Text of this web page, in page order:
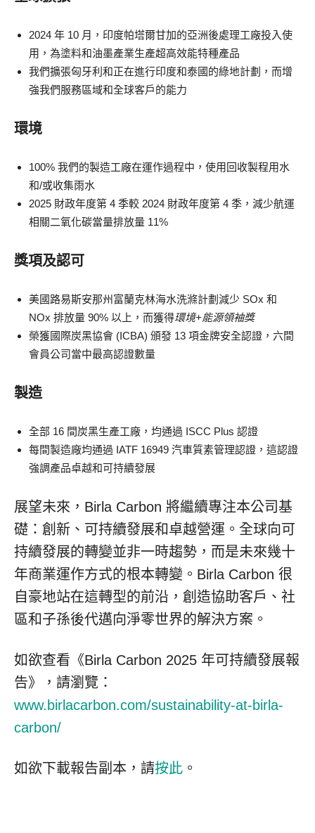
2024 年 10 月，印度帕塔爾甘加的亞洲後處理工廠投入使
用，為塗料和油墨產業生產超高效能特種產品
我們擴張匈牙利和正在進行印度和泰國的綠地計劃，而增
強我們服務區域和全球客戶的能力
環境
100% 我們的製造工廠在運作過程中，使用回收製程用水
和/或收集雨水
2025 財政年度第 4 季較 2024 財政年度第 4 季，減少航運
相關二氧化碳當量排放量 11%
獎項及認可
美國路易斯安那州富蘭克林海水洗滌計劃減少 SOx 和
NOx 排放量 90% 以上，而獲得環境+能源領袖獎
榮獲國際炭黑協會 (ICBA) 頒發 13 項金牌安全認證，六間
會員公司當中最高認證數量
製造
全部 16 間炭黑生產工廠，均通過 ISCC Plus 認證
每間製造廠均通過 IATF 16949 汽車質素管理認證，這認證
強調產品卓越和可持續發展
展望未來，Birla Carbon 將繼續專注本公司基
礎：創新、可持續發展和卓越營運。全球向可
持續發展的轉變並非一時趨勢，而是未來幾十
年商業運作方式的根本轉變。Birla Carbon 很
自豪地站在這轉型的前沿，創造協助客戶、社
區和子孫後代邁向淨零世界的解決方案。
如欲查看《Birla Carbon 2025 年可持續發展報
告》，請瀏覽：
www.birlacarbon.com/sustainability-at-birla-
carbon/
如欲下載報告副本，請按此 。